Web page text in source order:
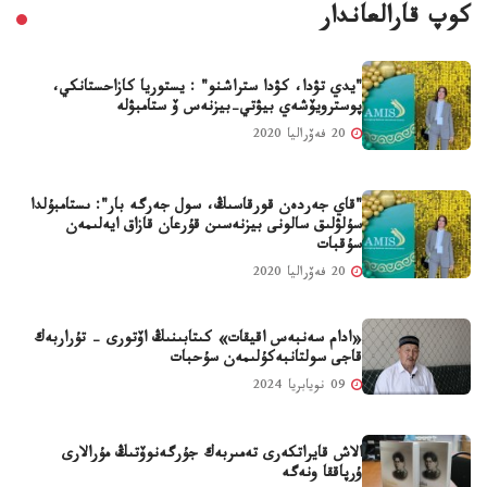
كوپ قارالعاندار
"يدي تۋدا، كۋدا ستراشنو" : يستوريا كازاحستانكي،
پوسترويۆشەي بيۋتي-بيزنەس ۆ ستامبۋلە
"قاي جەردەن قورقاسىڭ، سول جەرگە بار": ىستامبۇلدا
سۇلۋلىق سالونى بيزنەسىن قۇرعان قازاق ايەلىمەن
سۇقبات
«ادام سەنبەس اقيقات» كىتابىنىڭ اۆتورى - تۇراربەك
قاجى سولتانبەكۇلىمەن سۇحبات
الاش قايراتكەرى تەمىربەك جۇرگەنوۆتىڭ مۇرالارى
ۇرپاققا ونەگە